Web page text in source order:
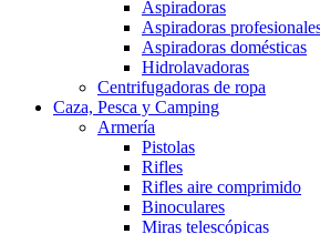
Aspiradoras
Aspiradoras
Aspiradoras domésticas
Hidrolavadoras
Centrifugadoras de ropa
Caza, Pesca y Camping
Armería
Pistolas
Rifles
Rifles aire comprimido
Binoculares
Miras telescópicas